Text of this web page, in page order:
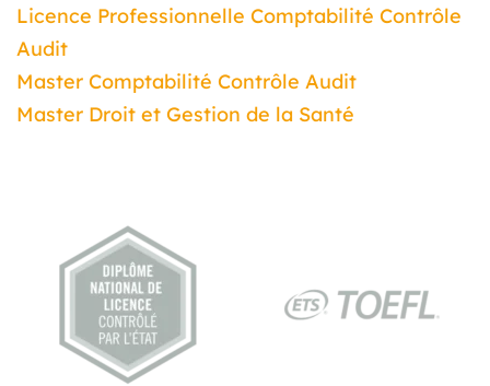
Licence Professionnelle Comptabilité Contrôle
Audit
Master Comptabilité Contrôle Audit
Master Droit et Gestion de la Santé